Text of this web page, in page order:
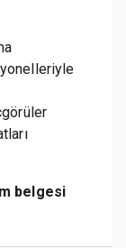
belgesi